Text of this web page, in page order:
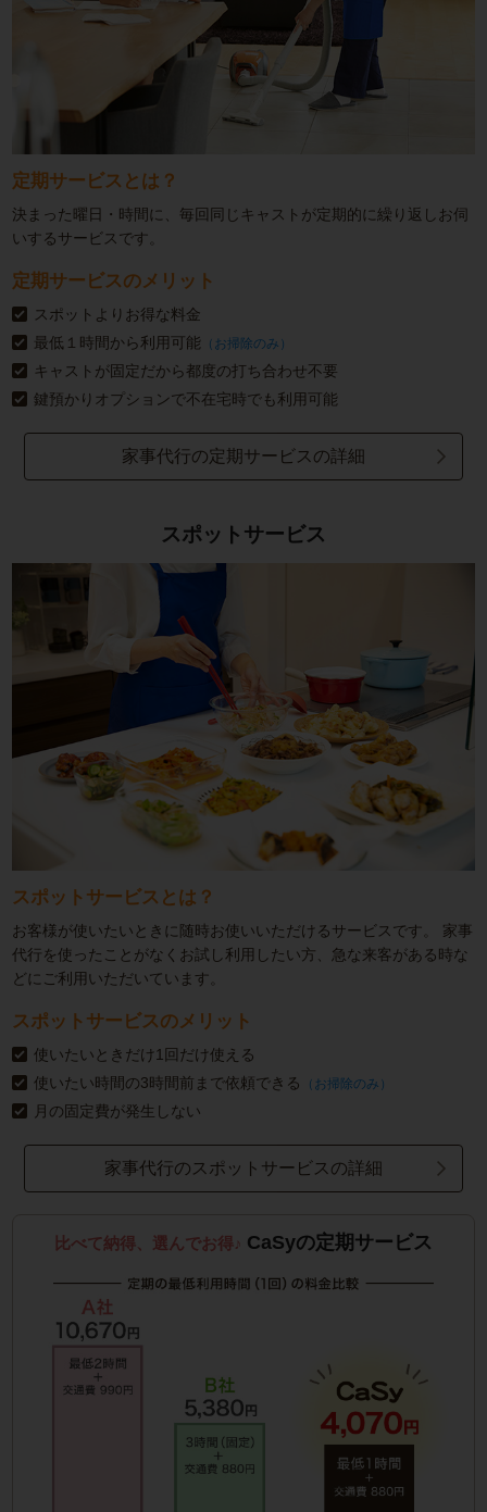
定期サービスとは？
決まった曜日・時間に、毎回同じキャストが定期的に繰り返しお伺
いするサービスです。
定期サービスのメリット
スポットよりお得な料金
最低１時間から利用可能 （お掃除のみ）
キャストが固定だから都度の打ち合わせ不要
鍵預かりオプションで不在宅時でも利用可能
家事代行の定期サービスの詳細
スポットサービス
スポットサービスとは？
お客様が使いたいときに随時お使いいただけるサービスです。
家事
代行を使ったことがなくお試し利用したい方、急な来客がある時な
どにご利用いただいています。
スポットサービスのメリット
使いたいときだけ1回だけ使える
使いたい時間の3時間前まで依頼できる
（お掃除のみ）
月の固定費が発生しない
家事代行のスポットサービスの詳細
比べて納得、選んでお得♪ CaSyの定期サービス